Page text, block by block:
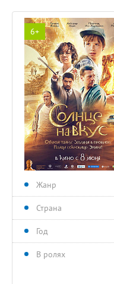
6+
Жанр
Страна
Год
В ролях